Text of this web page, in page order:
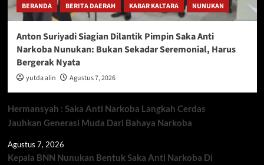
BERANDA BERITA DAERAH KABAR KALTARA NUNUKAN
Anton Suriyadi Siagian Dilantik Pimpin Saka Anti
Narkoba Nunukan: Bukan Sekadar Seremonial, Harus
Bergerak Nyata
yutda alin Agustus 7, 2026
Hermansyah : Saka Anti Narkoba Langkah Cerdas
Jauhkan Generasi Muda Dari Bahaya Narkoba
Agustus 7, 2026
Kepala BNN Nunukan Bentuk Saka Anti Narkoba Di